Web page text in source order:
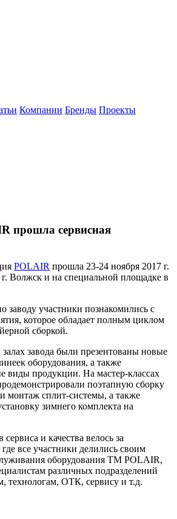
Компании Бренды Проекты
прошла сервисная
POLAIR прошла 23-24 ноября 2017 г.
Волжск и на специальной площадке в
заводу участники познакомились с
которое обладает полным циклом
сборкой.
завода были презентованы новые
оборудования, а также
виды продукции. На мастер-классах
поэтапную сборку
монтаж сплит-системы, а также
зимнего комплекта на
и качества велось за
все участники делились своим
оборудования TM POLAIR,
различных подразделений
технологам, ОТК, сервису и т.д.